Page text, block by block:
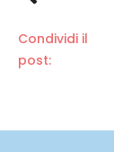
Condividi il
post: